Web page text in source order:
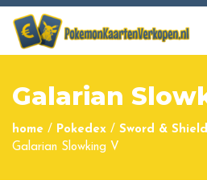
Galarian
home / Pokedex / Sword & Shield
Galarian Slowking V